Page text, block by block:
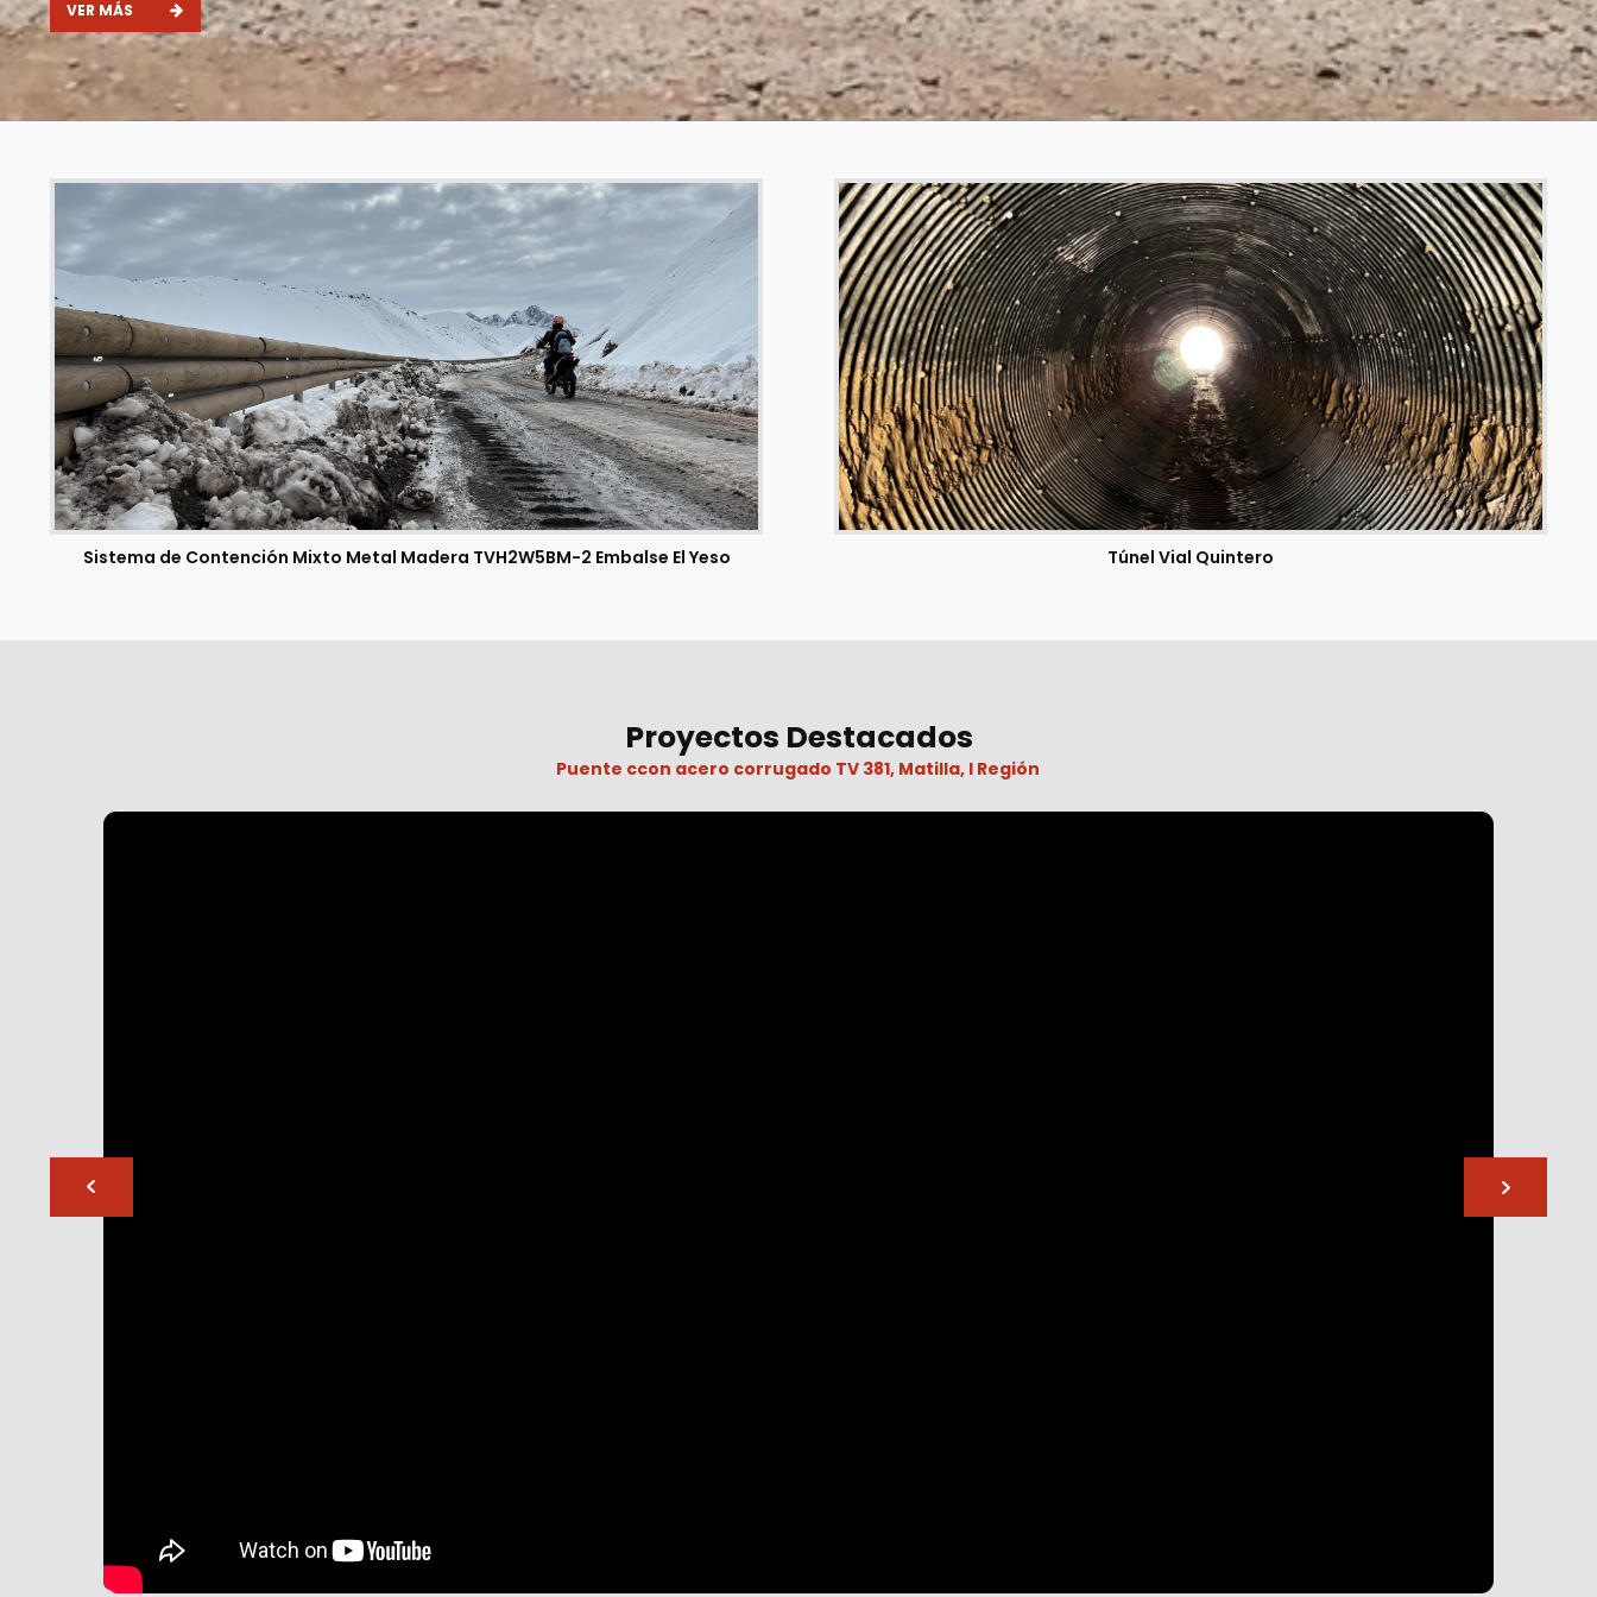
VER MÁS
Sistema de Contención Mixto Metal Madera TVH2W5BM-2 Embalse El Yeso Túnel Vial Quintero
Proyectos Destacados
Puente ccon acero corrugado TV 381, Matilla, I Región